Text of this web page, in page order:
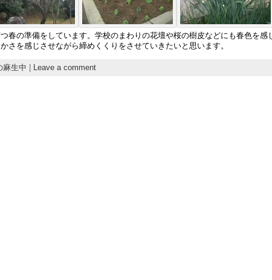
春の準備をしています。学校のまわりの花壇や桜の樹皮などにも春色を
さを感じさせながら締めくくりをさせていきたいと思います。
麻生中 | Leave a comment